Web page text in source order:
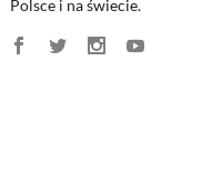
Polsce i na świecie.